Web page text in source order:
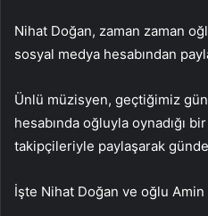
Nihat Doğan, zaman zaman
sosyal medya hesabından
Ünlü müzisyen, geçtiğimiz
hesabında oğluyla oynadığı
takipçileriyle paylaşarak
İşte Nihat Doğan ve oğlu Amin